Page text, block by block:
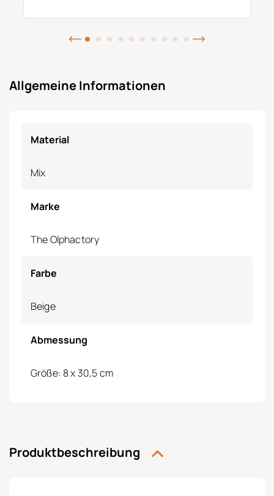
Allgemeine Informationen
Material
Mix
Marke
The Olphactory
Farbe
Beige
Abmessung
Größe: 8 x 30,5 cm
Produktbeschreibung